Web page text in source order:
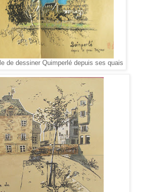
de dessiner Quimperlé depuis ses quais